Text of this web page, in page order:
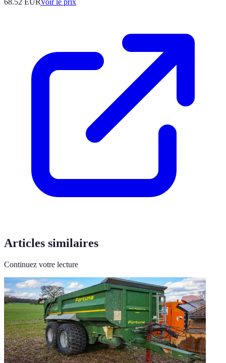
68.52 EURVoir le prix
Articles similaires
Continuez votre lecture